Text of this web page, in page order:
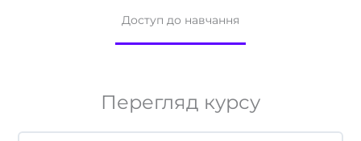
Доступ до навчання
Перегляд курсу